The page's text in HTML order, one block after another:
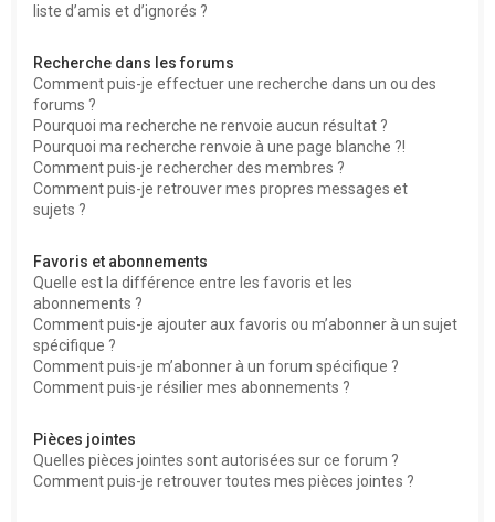
liste d’amis et d’ignorés ?
Recherche dans les forums
Comment puis-je effectuer une recherche dans un ou des
forums ?
Pourquoi ma recherche ne renvoie aucun résultat ?
Pourquoi ma recherche renvoie à une page blanche ?!
Comment puis-je rechercher des membres ?
Comment puis-je retrouver mes propres messages et
sujets ?
Favoris et abonnements
Quelle est la différence entre les favoris et les
abonnements ?
Comment puis-je ajouter aux favoris ou m’abonner à un sujet
spécifique ?
Comment puis-je m’abonner à un forum spécifique ?
Comment puis-je résilier mes abonnements ?
Pièces jointes
Quelles pièces jointes sont autorisées sur ce forum ?
Comment puis-je retrouver toutes mes pièces jointes ?